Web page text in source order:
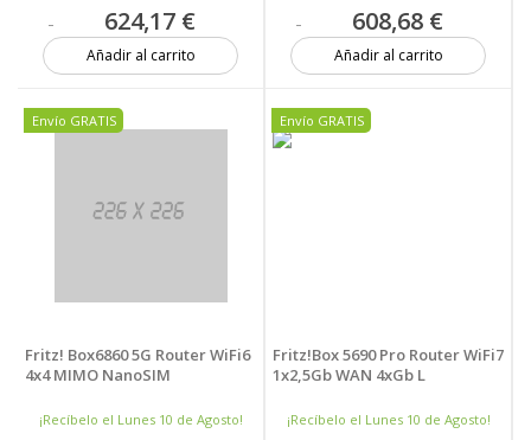
624,17 €
Añadir al carrito
608,68 €
Añadir al carrito
Fritz! Box6860 5G Router WiFi6
4x4 MIMO NanoSIM
¡Recíbelo el Lunes 10 de Agosto!
Envío GRATIS
Fritz!Box 5690 Pro Router WiFi7
1x2,5Gb WAN 4xGb L
¡Recíbelo el Lunes 10 de Agosto!
Envío GRATIS